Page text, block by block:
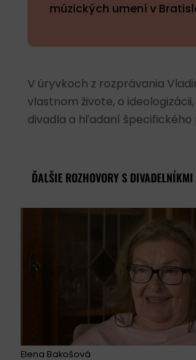
múzických umení v
V úryvkoch z rozprávania
vlastnom živote, o
divadla a hľadaní
ĎALŠIE ROZHOVORY S DIVADELNÍKMI
Elena Bakošová